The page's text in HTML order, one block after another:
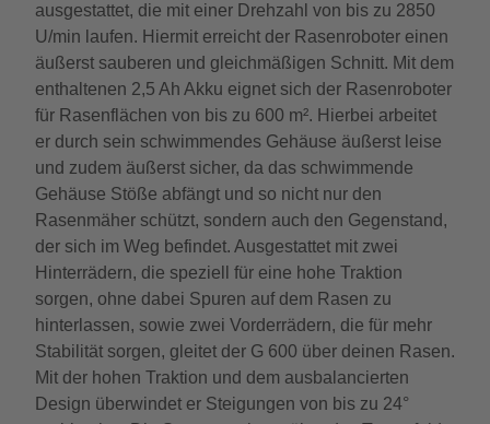
ausgestattet, die mit einer Drehzahl von bis zu 2850
U/min laufen. Hiermit erreicht der Rasenroboter einen
äußerst sauberen und gleichmäßigen Schnitt. Mit dem
enthaltenen 2,5 Ah Akku eignet sich der Rasenroboter
für Rasenflächen von bis zu 600 m². Hierbei arbeitet
er durch sein schwimmendes Gehäuse äußerst leise
und zudem äußerst sicher, da das schwimmende
Gehäuse Stöße abfängt und so nicht nur den
Rasenmäher schützt, sondern auch den Gegenstand,
der sich im Weg befindet. Ausgestattet mit zwei
Hinterrädern, die speziell für eine hohe Traktion
sorgen, ohne dabei Spuren auf dem Rasen zu
hinterlassen, sowie zwei Vorderrädern, die für mehr
Stabilität sorgen, gleitet der G 600 über deinen Rasen.
Mit der hohen Traktion und dem ausbalancierten
Design überwindet er Steigungen von bis zu 24°